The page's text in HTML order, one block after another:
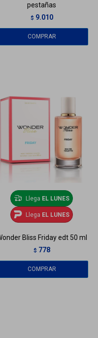
pestañas
$ 9.010
Llega EL LUNES
Llega EL LUNES
Bliss Friday edt 50 ml
$ 778